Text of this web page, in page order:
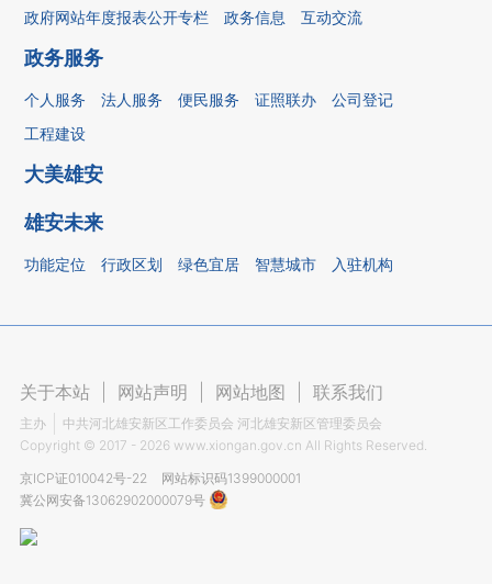
政府网站年度报表公开专栏
政务信息 互动交流
政务服务
个人服务 法人服务 便民服务 证照联办
公司登记
工程建设
大美雄安
雄安未来
功能定位 行政区划 绿色宜居 智慧城市 入驻机构
关于本站 网站声明 网站地图 联系我们
主办
中共河北雄安新区工作委员会 河北雄安新区管理委员会
Copyright © 2017 - 2026 www.xiongan.gov.cn All Rights Reserved.
京ICP证010042号-22
网站标识码1399000001
冀公网安备13062902000079号